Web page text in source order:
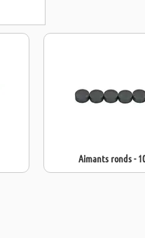
Aimants ronds -